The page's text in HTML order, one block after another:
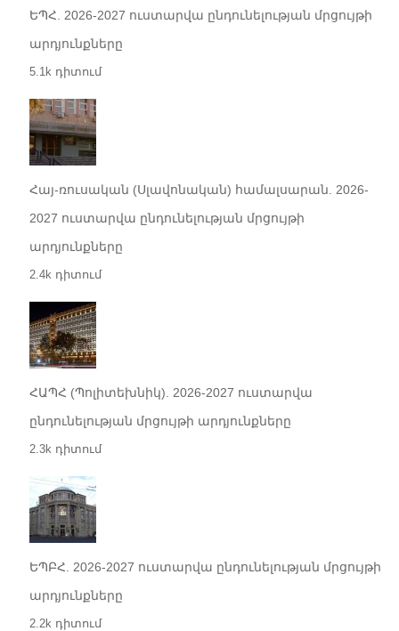
ԵՊՀ. 2026-2027 ուստարվա ընդունելության մրցույթի
արդյունքները
5.1k դիտում
Հայ-ռուսական (Սլավոնական) համալսարան. 2026-
2027 ուստարվա ընդունելության մրցույթի
արդյունքները
2.4k դիտում
ՀԱՊՀ (Պոլիտեխնիկ). 2026-2027 ուստարվա
ընդունելության մրցույթի արդյունքները
2.3k դիտում
ԵՊԲՀ. 2026-2027 ուստարվա ընդունելության մրցույթի
արդյունքները
2.2k դիտում